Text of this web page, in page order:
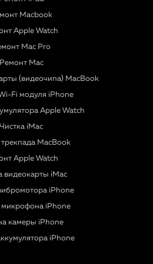
Macbook
Apple Watch
Mac Pro
Ремонт Mac
(видеочипа) MacBook
Fi модуля iPhone
Apple Watch
Чистка iMac
MacBook
Apple Watch
видеокарты iMac
iPhone
микрофона iPhone
камеры iPhone
iPhone